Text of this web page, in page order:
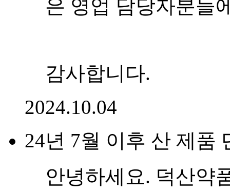
은 영업 담당자분들
감사합니다.
2024.10.04
24년 7월 이후 산 제품
안녕하세요. 덕산약